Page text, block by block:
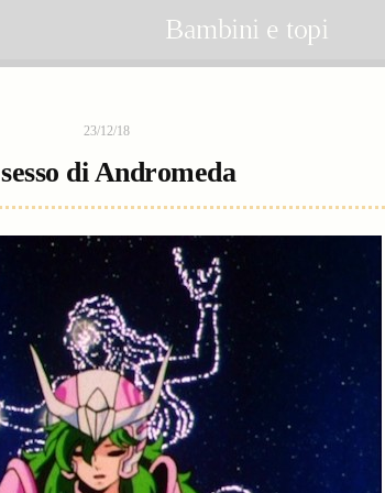
Bambini e topi
23/12/18
di Andromeda